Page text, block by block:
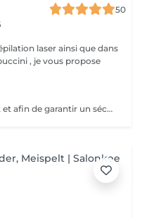
50
laser ainsi que dans
, je vous propose
Chez S Beauty, pour votre confort et afin de garantir un séchage parfait du vernis classique, nous vous conseillons de venir muni(e) de tongs ou de chaussures ouvertes lors de votre rendez-vous.